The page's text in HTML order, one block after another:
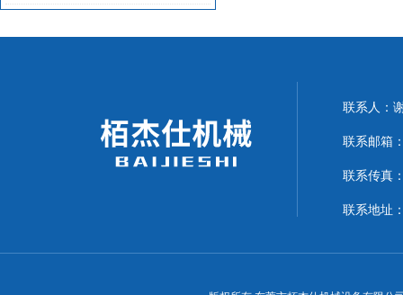
联系人：
联系邮箱
联系传真
联系地址